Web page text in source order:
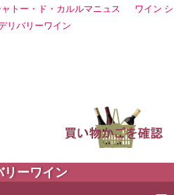
ャトー・ド・カルルマニュス
ワイン シ
バリーワイン
ーワイン